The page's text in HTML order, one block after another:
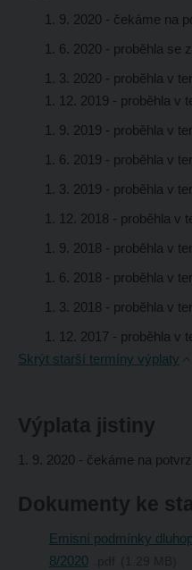
1. 9. 2020 - čekáme na
1. 6. 2020 - proběhla se
1. 3. 2020 - proběhla v
1. 12. 2019 - proběhla v
1. 9. 2019 - proběhla v
1. 6. 2019 - proběhla v
1. 3. 2019 - proběhla v
1. 12. 2018 - proběhla v
1. 9. 2018 - proběhla v
1. 6. 2018 - proběhla v
1. 3. 2018 - proběhla v
1. 12. 2017 - proběhla v
Skrýt starší termíny výplaty
Výplata jistiny
1. 9. 2020 - čekáme na
Dokumenty ke
Emisní podmínky
8/2020